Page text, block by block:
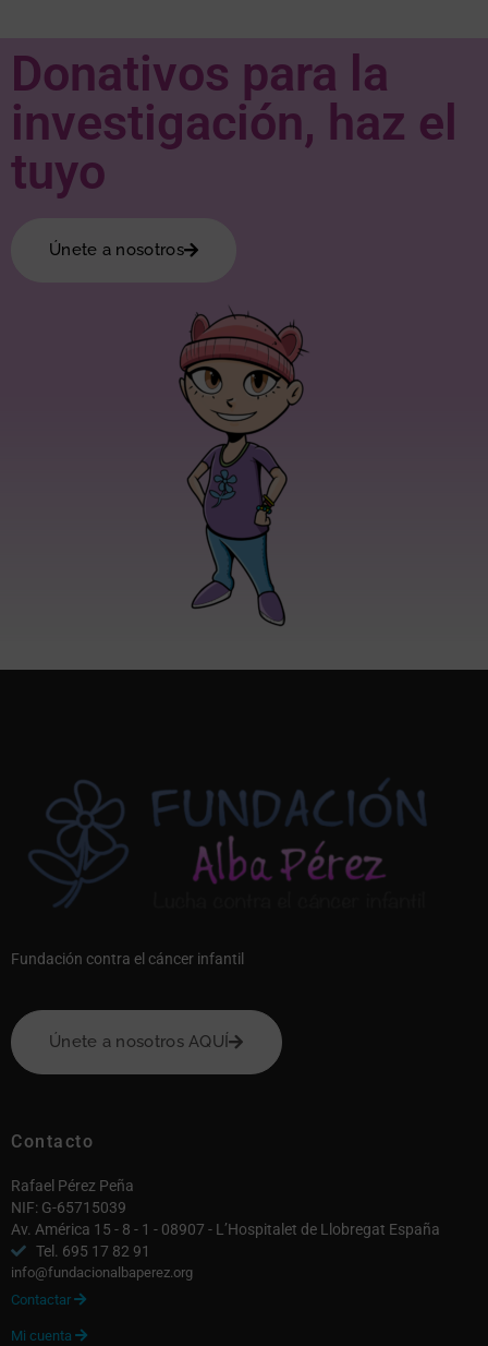
Donativos para la
investigación, haz el
tuyo
Únete a nosotros
Fundación contra el cáncer infantil
Únete a nosotros AQUÍ
Contacto
Rafael Pérez Peña
NIF: G-65715039
Av. América 15 - 8 - 1 - 08907 - L’Hospitalet de Llobregat España
Tel. 695 17 82 91
info@fundacionalbaperez.org
Contactar 
Mi cuenta 